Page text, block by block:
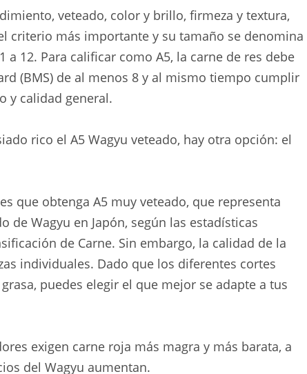
veteado, color y brillo, firmeza y textura,
criterio más importante y su tamaño se denomina
a 12. Para calificar como A5, la carne de res debe
(BMS) de al menos 8 y al mismo tiempo cumplir
y calidad general.
rico el A5 Wagyu veteado, hay otra opción: el
que obtenga A5 muy veteado, que representa
de Wagyu en Japón, según las estadísticas
de Carne. Sin embargo, la calidad de la
individuales. Dado que los diferentes cortes
puedes elegir el que mejor se adapte a tus
exigen carne roja más magra y más barata, a
del Wagyu aumentan.